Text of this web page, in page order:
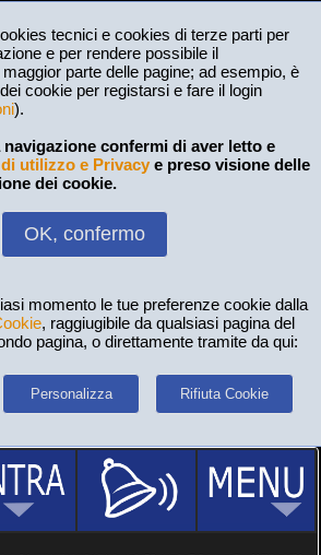
tecnici e cookies di terze parti per
e per rendere possibile il
parte delle pagine; ad esempio, è
cookie per registarsi e fare il login
).
confermi di aver letto e
utilizzo e Privacy e preso visione delle
dei cookie.
OK, confermo
momento le tue preferenze cookie dalla
, raggiugibile da qualsiasi pagina del
pagina, o direttamente tramite da qui:
Personalizza Rifiuta Cookie